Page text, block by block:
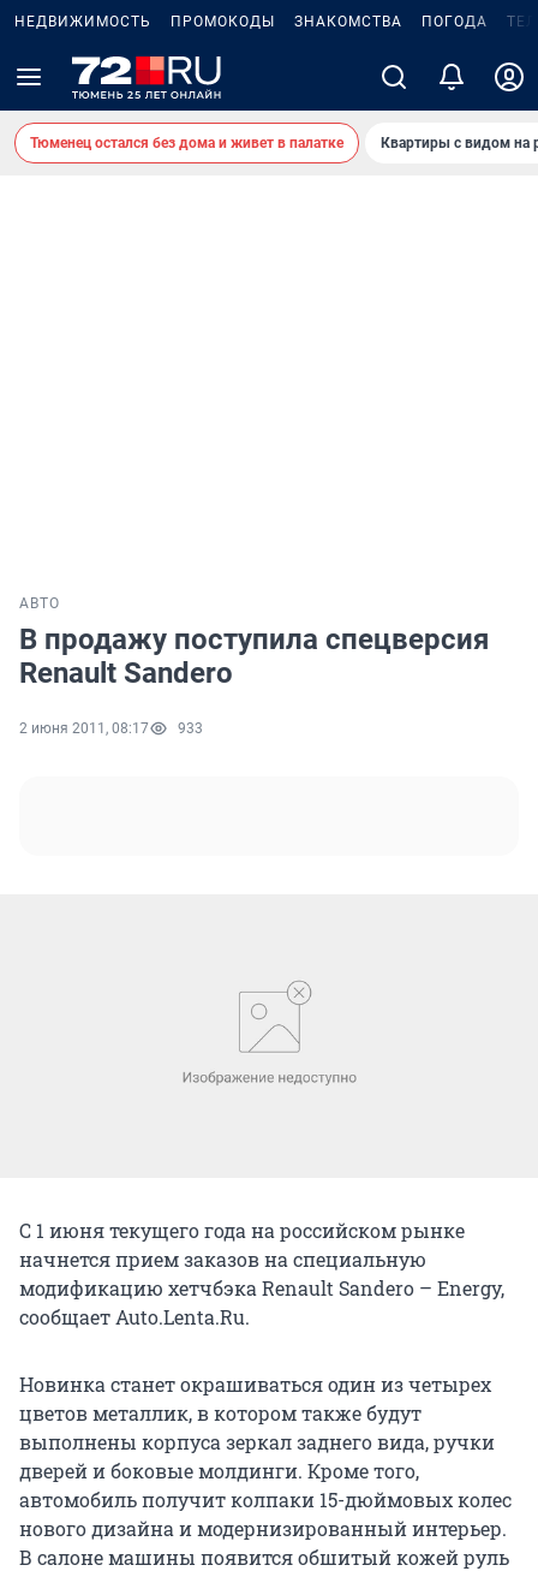
НЕДВИЖИМОСТЬ ПРОМОКОДЫ ЗНАКОМСТВА ПОГОДА
Тюменец остался без дома и живет в палатке Квартиры с видом на
АВТО
В продажу поступила спецверсия
Renault Sandero
2 июня 2011, 08:17 933
С 1 июня текущего года на российском рынке
начнется прием заказов на специальную
модификацию хетчбэка Renault Sandero – Energy,
сообщает Auto.Lenta.Ru.
Новинка станет окрашиваться один из четырех
цветов металлик, в котором также будут
выполнены корпуса зеркал заднего вида, ручки
дверей и боковые молдинги. Кроме того,
автомобиль получит колпаки 15-дюймовых колес
нового дизайна и модернизированный интерьер.
В салоне машины появится обшитый кожей руль